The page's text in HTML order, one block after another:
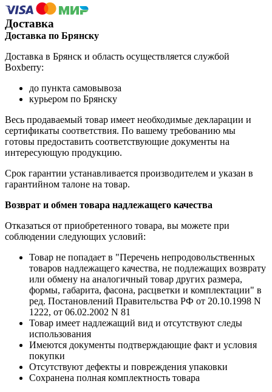
Доставка
Доставка по Брянску
Доставка в Брянск и область осуществляется службой
Boxberry:
до пункта самовывоза
курьером по Брянску
Весь продаваемый товар имеет необходимые декларации и
сертификаты соответствия. По вашему требованию мы
готовы предоставить соответствующие документы на
интересующую продукцию.
Срок гарантии устанавливается производителем и указан в
гарантийном талоне на товар.
Возврат и обмен товара надлежащего качества
Отказаться от приобретенного товара, вы можете при
соблюдении следующих условий:
Товар не попадает в "Перечень непродовольственных
товаров надлежащего качества, не подлежащих возврату
или обмену на аналогичный товар других размера,
формы, габарита, фасона, расцветки и комплектации" в
ред. Постановлений Правительства РФ от 20.10.1998 N
1222, от 06.02.2002 N 81
Товар имеет надлежащий вид и отсутствуют следы
использования
Имеются документы подтверждающие факт и условия
покупки
Отсутствуют дефекты и повреждения упаковки
Сохранена полная комплектность товара